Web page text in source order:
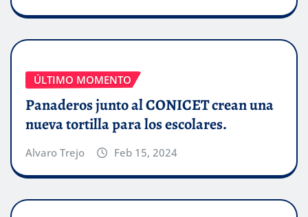
ÚLTIMO MOMENTO
Panaderos junto al CONICET crean una
nueva tortilla para los escolares.
Alvaro Trejo Feb 15, 2024